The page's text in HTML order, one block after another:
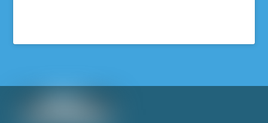
26/05/26